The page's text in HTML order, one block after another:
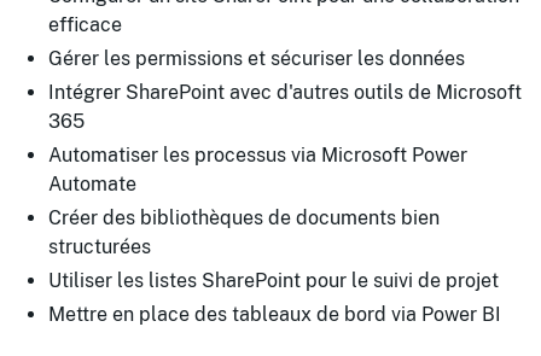
efficace
Gérer les permissions et sécuriser les données
Intégrer SharePoint avec d'autres outils de Microsoft
365
Automatiser les processus via Microsoft Power
Automate
Créer des bibliothèques de documents bien
structurées
Utiliser les listes SharePoint pour le suivi de projet
Mettre en place des tableaux de bord via Power BI